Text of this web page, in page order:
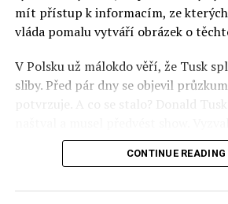
výzvy, kterým bude muset trh čelit
technologickým změnám. Účastníci
technologií umělé inteligence v
umožní Evropské unii obnovit
vztahu ke globálním ekonomikám a
mít přístup k informacím, ze kterých
vláda pomalu vytváří obrázek o
V Polsku už málokdo věří, že Tusk
sliby. Před pár dny se objevil
potvrzuje. A co se stalo? Donald Tusk
před kamerami podepsali dohodu o
ti poslušně ono divadlo předvedli.
CONTINUE READING